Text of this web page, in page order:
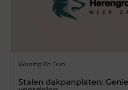
Woning En Tuin
Stalen dakpanplaten: